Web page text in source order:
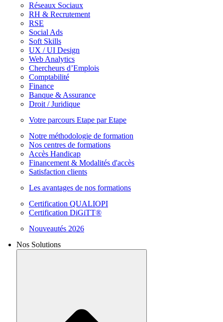
Réseaux Sociaux
RH & Recrutement
RSE
Social Ads
Soft Skills
UX / UI Design
Web Analytics
Chercheurs d’Emplois
Comptabilité
Finance
Banque & Assurance
Droit / Juridique
Votre parcours Etape par Etape
Notre méthodologie de formation
Nos centres de formations
Accès Handicap
Financement & Modalités d'accès
Satisfaction clients
Les avantages de nos formations
Certification QUALIOPI
Certification DiGiTT®
Nouveautés 2026
Nos Solutions